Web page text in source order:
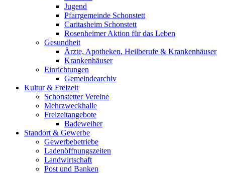
Jugend
Pfarrgemeinde Schonstett
Caritasheim Schonstett
Rosenheimer Aktion für das Leben
Gesundheit
Ärzte, Apotheken, Heilberufe & Krankenhäuser
Krankenhäuser
Einrichtungen
Gemeindearchiv
Kultur & Freizeit
Schonstetter Vereine
Mehrzweckhalle
Freizeitangebote
Badeweiher
Standort & Gewerbe
Gewerbebetriebe
Ladenöffnungszeiten
Landwirtschaft
Post und Banken